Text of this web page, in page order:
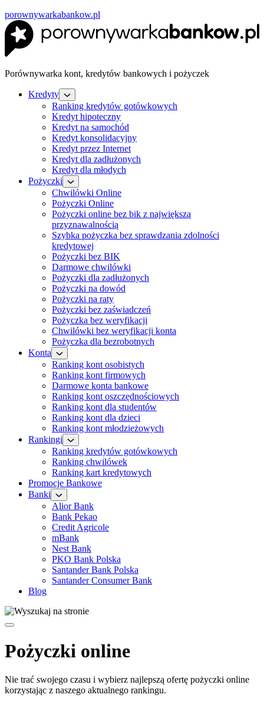
porownywarkabankow.pl
Porównywarka kont, kredytów bankowych i pożyczek
Kredyty
Ranking kredytów gotówkowych
Kredyt hipoteczny
Kredyt na samochód
Kredyt konsolidacyjny
Kredyt przez Internet
Kredyt dla zadłużonych
Kredyt dla młodych
Pożyczki
Chwilówki Online
Pożyczki Online
Pożyczki online bez bik z największą
przyznawalnością
Szybka pożyczka bez sprawdzania zdolności
kredytowej
Pożyczki bez BIK
Darmowe chwilówki
Pożyczki dla zadłużonych
Pożyczki na dowód
Pożyczki na raty
Pożyczki bez zaświadczeń
Pożyczka bez weryfikacji
Chwilówki bez weryfikacji konta
Pożyczka dla bezrobotnych
Konta
Ranking kont osobistych
Ranking kont firmowych
Darmowe konta bankowe
Ranking kont oszczędnościowych
Ranking kont dla studentów
Ranking kont dla dzieci
Ranking kont młodzieżowych
Rankingi
Ranking kredytów gotówkowych
Ranking chwilówek
Ranking kart kredytowych
Promocje Bankowe
Banki
Alior Bank
Bank Pekao
Credit Agricole
mBank
Nest Bank
PKO Bank Polska
Santander Bank Polska
Santander Consumer Bank
Blog
Pożyczki online
Nie trać swojego czasu i wybierz najlepszą ofertę pożyczki online
korzystając z naszego aktualnego rankingu.